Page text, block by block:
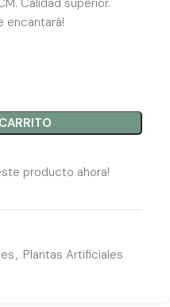
Calidad superior.
encantará!
producto ahora!
, Plantas Artificiales